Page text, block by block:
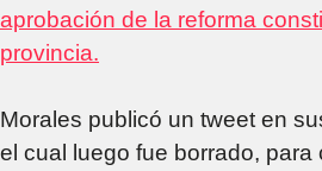
aprobación de la reforma
provincia.
Morales publicó un tweet en
el cual luego fue borrado, para